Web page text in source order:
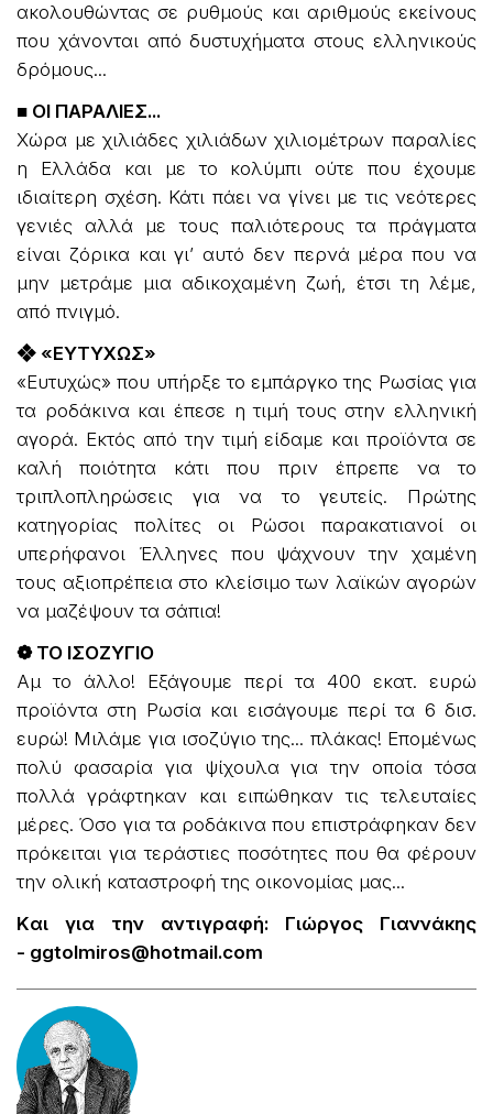
ακολουθώντας σε ρυθμούς και αριθμούς εκείνους
που χάνονται από δυστυχήματα στους ελληνικούς
δρόμους...
■ ΟΙ ΠΑΡΑΛΙΕΣ...
Χώρα με χιλιάδες χιλιάδων χιλιομέτρων παραλίες
η Ελλάδα και με το κολύμπι ούτε που έχουμε
ιδιαίτερη σχέση. Κάτι πάει να γίνει με τις νεότερες
γενιές αλλά με τους παλιότερους τα πράγματα
είναι ζόρικα και γι’ αυτό δεν περνά μέρα που να
μην μετράμε μια αδικοχαμένη ζωή, έτσι τη λέμε,
από πνιγμό.
❖ «ΕΥΤΥΧΩΣ»
«Ευτυχώς» που υπήρξε το εμπάργκο της Ρωσίας για
τα ροδάκινα και έπεσε η τιμή τους στην ελληνική
αγορά. Εκτός από την τιμή είδαμε και προϊόντα σε
καλή ποιότητα κάτι που πριν έπρεπε να το
τριπλοπληρώσεις για να το γευτείς. Πρώτης
κατηγορίας πολίτες οι Ρώσοι παρακατιανοί οι
υπερήφανοι Έλληνες που ψάχνουν την χαμένη
τους αξιοπρέπεια στο κλείσιμο των λαϊκών αγορών
να μαζέψουν τα σάπια!
❁ ΤΟ ΙΣΟΖΥΓΙΟ
Αμ το άλλο! Εξάγουμε περί τα 400 εκατ. ευρώ
προϊόντα στη Ρωσία και εισάγουμε περί τα 6 δισ.
ευρώ! Μιλάμε για ισοζύγιο της... πλάκας! Επομένως
πολύ φασαρία για ψίχουλα για την οποία τόσα
πολλά γράφτηκαν και ειπώθηκαν τις τελευταίες
μέρες. Όσο για τα ροδάκινα που επιστράφηκαν δεν
πρόκειται για τεράστιες ποσότητες που θα φέρουν
την ολική καταστροφή της οικονομίας μας...
Kαι για την αντιγραφή: Γιώργος Γιαννάκης
- ggtolmiros@hotmail.com